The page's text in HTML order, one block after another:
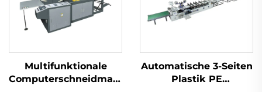
Multifunktionale
Computerschneidmaschine
Automatische 3-Seiten
Plastik PE